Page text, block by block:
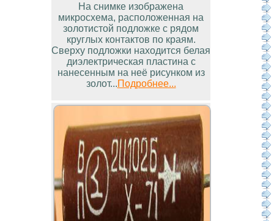
На снимке изображена
микросхема, расположенная на
золотистой подложке с рядом
круглых контактов по краям.
Сверху подложки находится белая
диэлектрическая пластина с
нанесенным на неё рисунком из
золот...Подробнее...